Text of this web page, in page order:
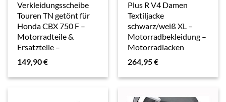
Verkleidungsscheibe
Touren TN getönt für
Honda CBX 750 F –
Motorradteile &
Ersatzteile –
Verkleidungen &
Abdeckungen
149,90€
Plus R V4 Damen
Textiljacke
schwarz/weiß XL –
Motorradbekleidung –
Motorradjacken
264,95€